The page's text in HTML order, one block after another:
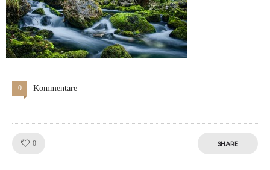
0 Kommentare
0 SHARE